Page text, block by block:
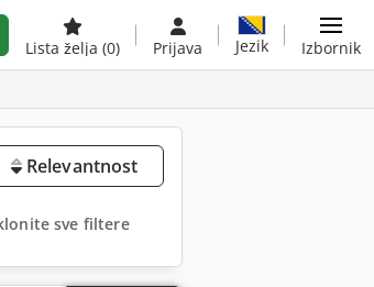
Lista želja (0) Prijava Jezik Izbornik
Relevantnost
sve filtere